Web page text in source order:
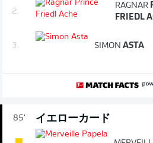
2.
RAGNAR
FRIEDL
3. SIMON ASTA
85' イエローカード